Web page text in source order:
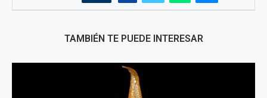
TAMBIÉN TE PUEDE INTERESAR